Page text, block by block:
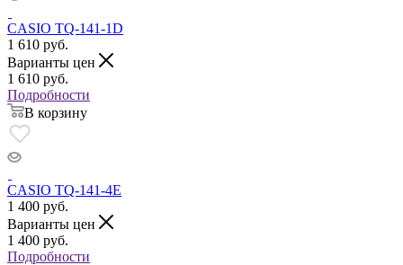
CASIO TQ-141-1D
1 610 руб.
Варианты цен
1 610 руб.
Подробности
В корзину
CASIO TQ-141-4E
1 400 руб.
Варианты цен
1 400 руб.
Подробности